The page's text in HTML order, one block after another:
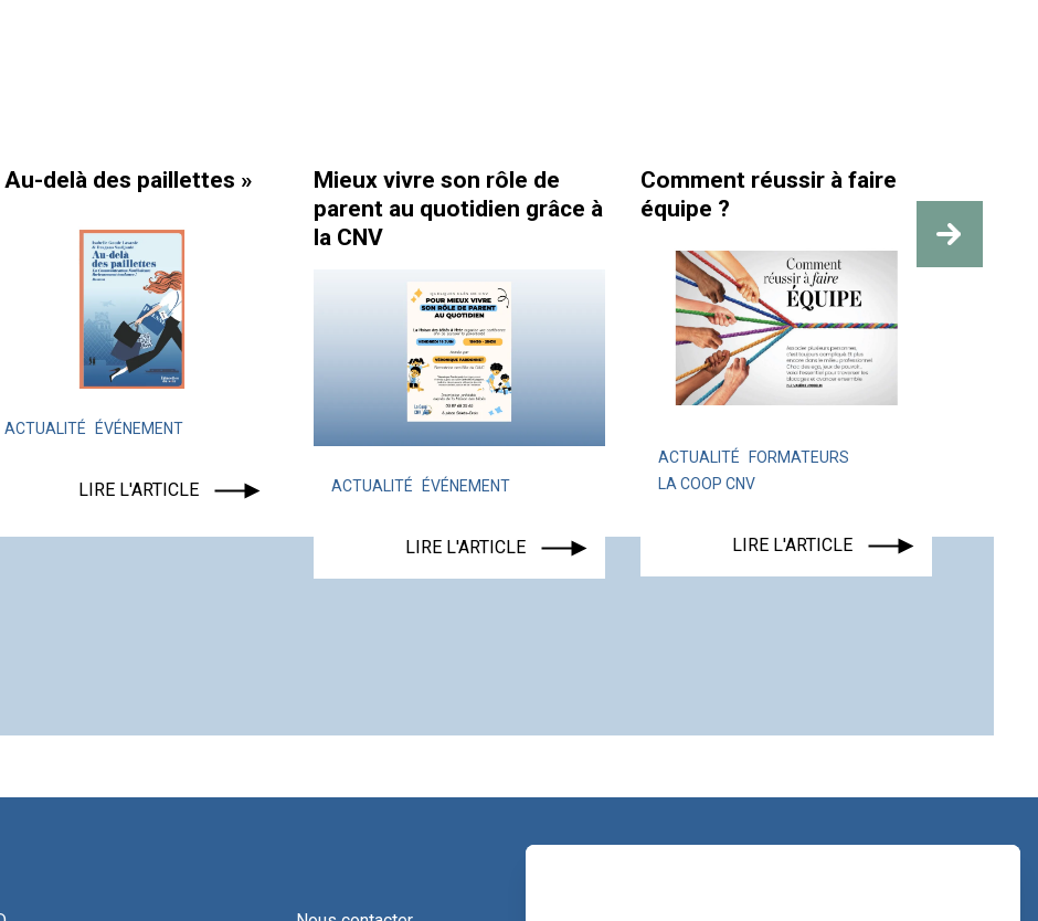
Au-delà des paillettes »
ACTUALITÉ ÉVÉNEMENT
LIRE L'ARTICLE
Mieux vivre son rôle de
parent au quotidien grâce à
la CNV
ACTUALITÉ ÉVÉNEMENT
LIRE L'ARTICLE
Comment réussir à faire
équipe ?
ACTUALITÉ
FORMATEURS
LA COOP CNV
LIRE L'ARTICLE
travail